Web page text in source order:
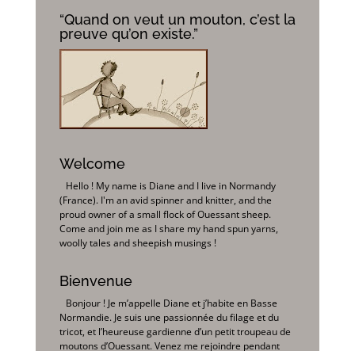
“Quand on veut un mouton, c’est la
preuve qu’on existe.”
Welcome
Hello ! My name is Diane and I live in Normandy
(France). I'm an avid spinner and knitter, and the
proud owner of a small flock of Ouessant sheep.
Come and join me as I share my hand spun yarns,
woolly tales and sheepish musings !
Bienvenue
Bonjour ! Je m’appelle Diane et j’habite en Basse
Normandie. Je suis une passionnée du filage et du
tricot, et l’heureuse gardienne d’un petit troupeau de
moutons d’Ouessant. Venez me rejoindre pendant